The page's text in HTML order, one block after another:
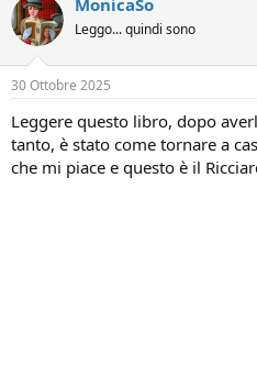
t
i
o
n
s
Leggo... quindi sono
30 Ottobre 2025
Leggere questo libro, dopo
tanto, è stato come tornare a
che mi piace e questo è il